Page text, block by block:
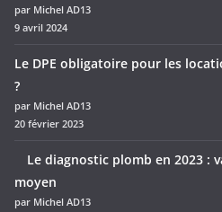
par Michel AD13
9 avril 2024
Le DPE obligatoire pour les
?
par Michel AD13
20 février 2023
Le diagnostic plomb en 2023 :
moyen
par Michel AD13